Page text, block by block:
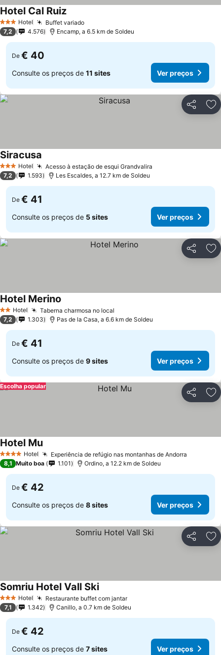
3 EstrelasHotel Buffet variadoVer preços
Hotel Cal RuizVer preços
7,2 4.576 Encamp, a 6.5 km de Soldeu
De € 40
Consulte os preços de 11 sites Ver preços
Partilhar
3 EstrelasHotel Acesso à estação de esqui Grandvalira
Siracusa
7,2 1.593 Les Escaldes, a 12.7 km de Soldeu
De € 41
Consulte os preços de 5 sites Ver preços
Partilhar
2 Estrelas
Hotel Taberna charmosa no local
Hotel Merino
7,2 1.303 Pas de la Casa, a 6.6 km de Soldeu
De € 41
Consulte os preços de 9 sites Ver preços
Partilhar
Escolha popular
4 EstrelasHotel Experiência de refúgio nas montanhas de Andorra
Hotel MuVer preços
8,1 Muito boa 1.101 Ordino, a 12.2 km de Soldeu
De € 42
Consulte os preços de 8 sites Ver preços
Partilhar
3 EstrelasHotel Restaurante buffet com jantarVer preços
Somriu Hotel Vall SkiVer preços
7,1 1.342 Canillo, a 0.7 km de Soldeu
De € 42
Consulte os preços de 7 sites Ver preços